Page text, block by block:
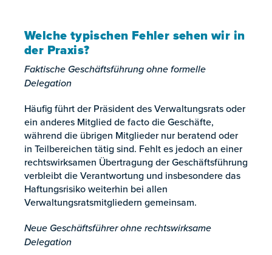
Welche typischen Fehler sehen wir in
der Praxis?
Faktische Geschäftsführung ohne formelle
Delegation
Häufig führt der Präsident des Verwaltungsrats oder
ein anderes Mitglied de facto die Geschäfte,
während die übrigen Mitglieder nur beratend oder
in Teilbereichen tätig sind. Fehlt es jedoch an einer
rechtswirksamen Übertragung der Geschäftsführung
verbleibt die Verantwortung und insbesondere das
Haftungsrisiko weiterhin bei allen
Verwaltungsratsmitgliedern gemeinsam.
Neue Geschäftsführer ohne rechtswirksame
Delegation